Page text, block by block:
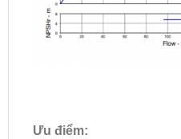
Ưu điểm: